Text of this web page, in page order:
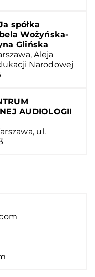
spółka
Wożyńska-
Glińska
Aleja
Narodowej
AUDIOLOGII
ul.